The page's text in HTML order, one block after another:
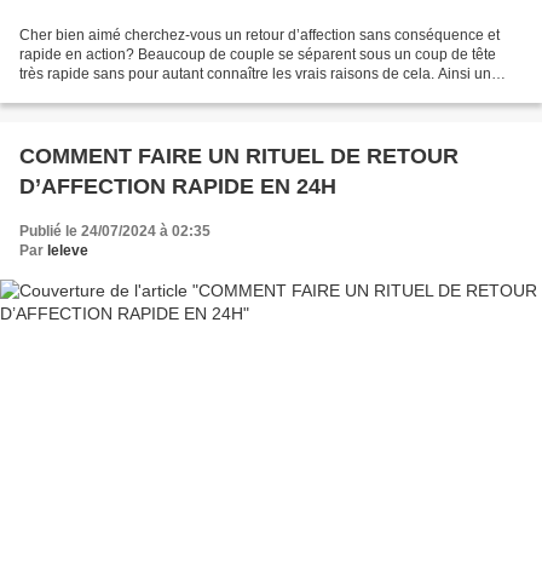
Cher bien aimé cherchez-vous un retour d’affection sans conséquence et
rapide en action? Beaucoup de couple se séparent sous un coup de tête
très rapide sans pour autant connaître les vrais raisons de cela. Ainsi un
COMMENT FAIRE UN RITUEL DE RETOUR
D’AFFECTION RAPIDE EN 24H
Publié le 24/07/2024 à 02:35
Par leleve